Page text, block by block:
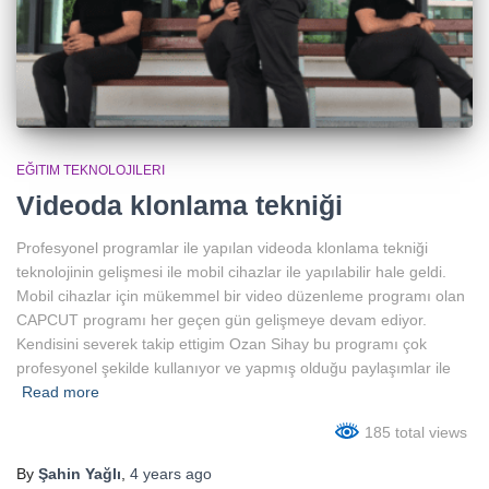
EĞITIM TEKNOLOJILERI
Videoda klonlama tekniği
Profesyonel programlar ile yapılan videoda klonlama tekniği
teknolojinin gelişmesi ile mobil cihazlar ile yapılabilir hale geldi.
Mobil cihazlar için mükemmel bir video düzenleme programı olan
CAPCUT programı her geçen gün gelişmeye devam ediyor.
Kendisini severek takip ettigim Ozan Sihay bu programı çok
profesyonel şekilde kullanıyor ve yapmış olduğu paylaşımlar ile
Read more
185 total views
By Şahin Yağlı 4 years ago